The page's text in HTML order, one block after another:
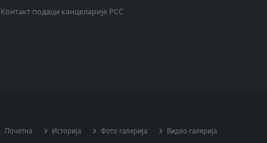
Контакт подаци канцеларије РСС
Почетна Историја Фото галерија Видео галерија